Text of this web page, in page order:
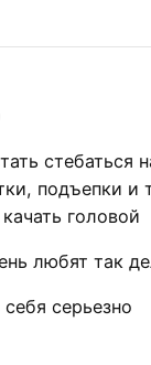
стебаться
подъепки и
головой
любят так
серьезно